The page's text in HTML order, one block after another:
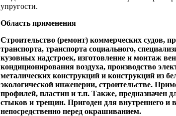
упругости.
Область применения
Строительство (ремонт) коммерческих судов,
транспорта, транспорта социального,
кузовных надстроек, изготовление и монтаж
кондиционирования воздуха, производство
металических конструкций и конструкций из
экологической инженерии, строительстве.
профилей, пластин и т.п. Также, предназначен
стыков и трещин. Пригоден для внутреннего и
непосредственно перед окрашиванием.